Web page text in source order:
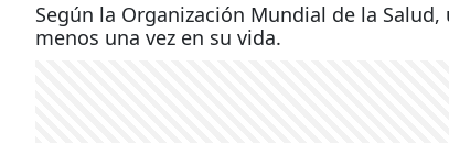
Según la Organización Mundial de la
menos una vez en su vida.